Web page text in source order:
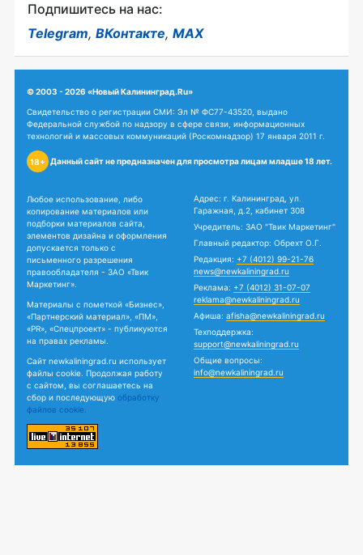
Подпишитесь на нас:
Telegram, ВКонтакте, MAX
© 2003 - 2026 «Новый Калининград.Ru»
Свидетельство о регистрации СМИ: Эл № ФС77-43520, выдано
Федеральной службой по надзору в сфере связи, информационных
технологий и массовых коммуникаций (Роскомнадзор) 17 января 2011 г.
18+ Данный сайт не предназначен для просмотра лицам младше 18 лет.
Любое использование, либо
копирование материалов или
подборки материалов сайта,
элементов дизайна и оформления
допускается только с
письменного разрешения
правообладателя - ЗАО «Твик
Маркетинг».
Материалы с пометкой «Бизнес»,
«Партнерский материал», «ПМ»,
«PR», «Спецпроект» - публикуются
на правах рекламы.
Сайт newkaliningrad.ru использует
файлы cookie. Продолжая работу
с сайтом, вы соглашаетесь на
сбор и последующую обработку
файлов cookie.
Адрес: г. Калининград, ул.
Гаражная, д.2, кабинет 308
Учредитель: ЗАО "Твик Маркетинг"
Главный редактор: Обрехт О.Г.
Редакция: +7 (4012) 99-21-76
news@newkaliningrad.ru
Реклама: +7 (4012) 31-07-07
reklama@newkaliningrad.ru
Афиша: afisha@newkaliningrad.ru
Техподдержка:
support@newkaliningrad.ru
Общие вопросы:
info@newkaliningrad.ru